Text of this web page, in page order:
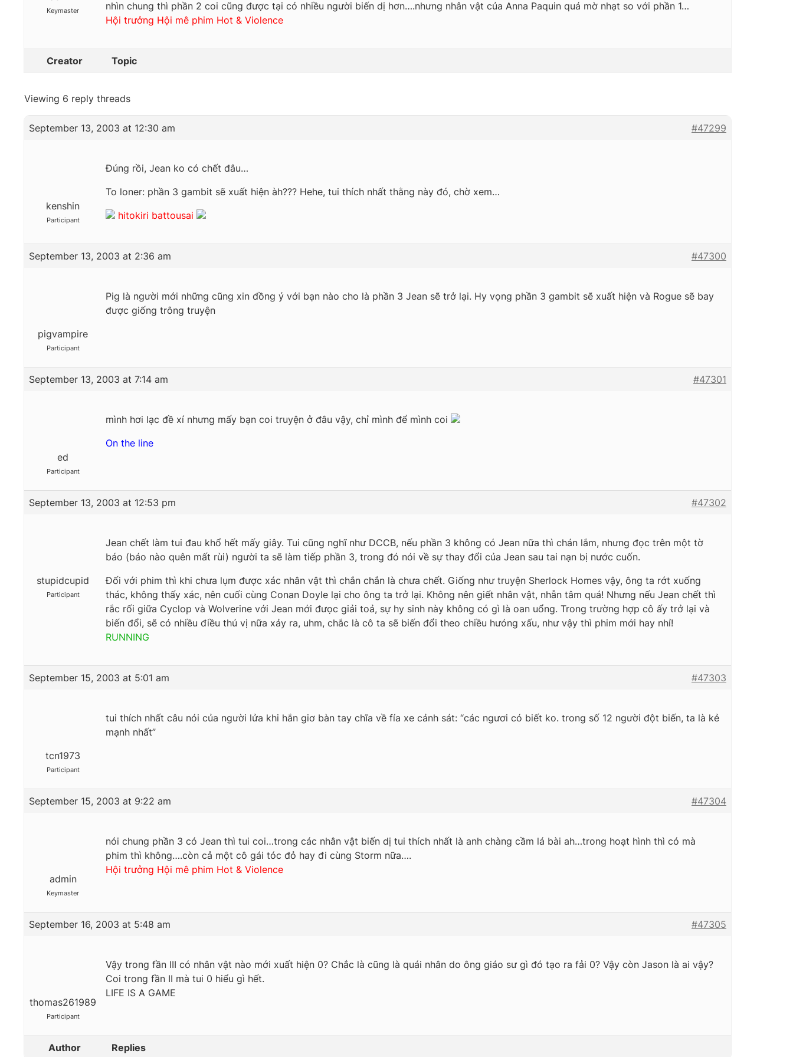
Keymaster
nhìn chung thì phần 2 coi cũng được tại có nhiều người biến dị hơn….nhưng nhân vật của Anna Paquin quá mờ nhạt so với phần 1…
Hội trưởng Hội mê phim Hot & Violence
Creator Topic
Viewing 6 reply threads
September 13, 2003 at 12:30 am #47299
kenshin
Participant
Đúng rồi, Jean ko có chết đâu…
To loner: phần 3 gambit sẽ xuất hiện àh??? Hehe, tui thích nhất thằng này đó, chờ xem…
hitokiri battousai
September 13, 2003 at 2:36 am #47300
pigvampire
Participant
Pig là người mới những cũng xin đồng ý với bạn nào cho là phần 3 Jean sẽ trở lại. Hy vọng phần 3 gambit sẽ xuất hiện và Rogue sẽ bay
được giống trông truyện
September 13, 2003 at 7:14 am #47301
ed
Participant
mình hơi lạc đề xí nhưng mấy bạn coi truyện ở đâu vậy, chỉ mình để mình coi
On the line
September 13, 2003 at 12:53 pm #47302
stupidcupid
Participant
Jean chết làm tui đau khổ hết mấy giây. Tui cũng nghĩ như DCCB, nếu phần 3 không có Jean nữa thì chán lắm, nhưng đọc trên một tờ
báo (báo nào quên mất rùi) người ta sẽ làm tiếp phần 3, trong đó nói về sự thay đổi của Jean sau tai nạn bị nước cuốn.
Đối với phim thì khi chưa lụm được xác nhân vật thì chắn chắn là chưa chết. Giống như truyện Sherlock Homes vậy, ông ta rớt xuống
thác, không thấy xác, nên cuối cùng Conan Doyle lại cho ông ta trở lại. Không nên giết nhân vật, nhẫn tâm quá! Nhưng nếu Jean chết thì
rắc rối giữa Cyclop và Wolverine với Jean mới đưọc giải toả, sự hy sinh này không có gì là oan uổng. Trong trường hợp cô ấy trở lại và
biến đổi, sẽ có nhiều điều thú vị nữa xảy ra, uhm, chắc là cô ta sẽ biến đổi theo chiều hưóng xấu, như vậy thì phim mới hay nhỉ!
RUNNING
September 15, 2003 at 5:01 am #47303
tcn1973
Participant
tui thích nhất câu nói của người lửa khi hắn giơ bàn tay chĩa về fía xe cảnh sát: “các ngươi có biết ko. trong số 12 người đột biến, ta là kẻ
mạnh nhất”
September 15, 2003 at 9:22 am #47304
admin
Keymaster
nói chung phần 3 có Jean thì tui coi…trong các nhân vật biến dị tui thích nhất là anh chàng cầm lá bài ah…trong hoạt hình thì có mà
phim thì không….còn cả một cô gái tóc đỏ hay đi cùng Storm nữa….
Hội trưởng Hội mê phim Hot & Violence
September 16, 2003 at 5:48 am #47305
thomas261989
Participant
Vậy trong fần III có nhân vật nào mới xuất hiện 0? Chắc là cũng là quái nhân do ông giáo sư gì đó tạo ra fải 0? Vậy còn Jason là ai vậy?
Coi trong fần II mà tui 0 hiểu gì hết.
LIFE IS A GAME
Author Replies